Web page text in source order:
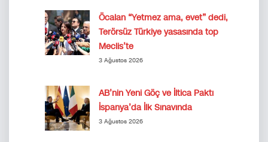
Öcalan “Yetmez ama, evet” dedi,
Terörsüz Türkiye yasasında top
Meclis’te
3 Ağustos 2026
AB’nin Yeni Göç ve İltica Paktı
İspanya’da İlk Sınavında
3 Ağustos 2026